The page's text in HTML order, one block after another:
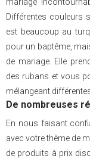
Différentes couleurs
est beaucoup au
pour un baptême,
de mariage. Elle
des rubans et vous
mélangeant
De nombreuses
En nous faisant
avec votre thème de
de produits à prix